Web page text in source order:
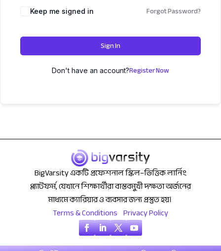
Keep me signed in Forgot Password?
Sign In
Don't have an account?Register Now
BigVarsity একটি প্রফেশনাল স্কিল–ভিত্তিক লার্নিং
প্ল্যাটফর্ম, যেখানে শিক্ষার্থীরা বাস্তবমুখী দক্ষতা অর্জনের
মাধ্যমে ক্যারিয়ার ও ব্যবসার জন্য প্রস্তুত হয়।
Terms & Conditions Privacy Policy